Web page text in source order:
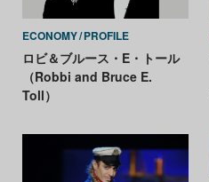
ECONOMY PROFILE
ロビ＆ブルース・E・トール
（Robbi and Bruce E.
Toll）